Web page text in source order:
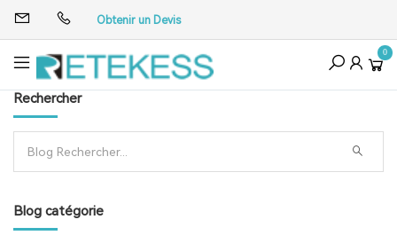
Obtenir un Devis
0
Rechercher
Blog catégorie